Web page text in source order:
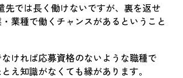
先では長く働けないですが、裏を返せ
業種で働くチャンスがあるということ
ければ応募資格のないような職種で
え知識がなくても縁があります。